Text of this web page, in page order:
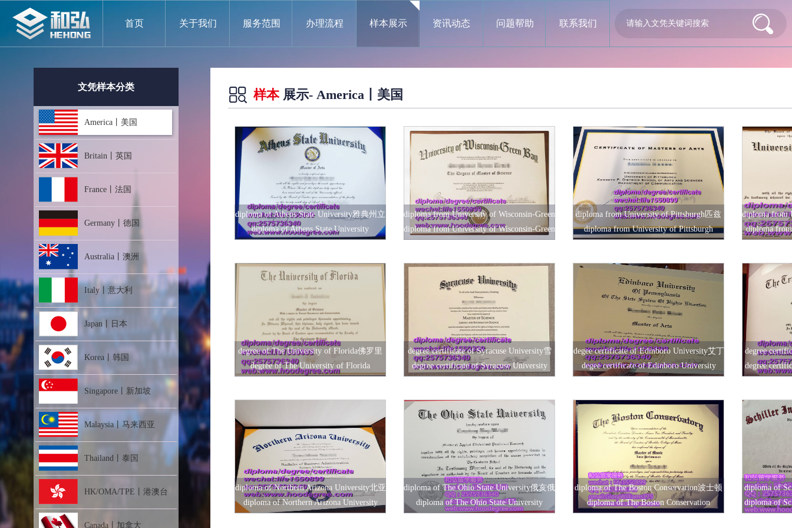
首页 关于我们 服务范围 办理流程 样本展示 资讯动态 问题帮助 联系我们
文凭样本分类
America丨美国
Britain丨英国
France丨法国
Germany丨德国
Australia丨澳洲
Italy丨意大利
Japan丨日本
Korea丨韩国
Singapore丨新加坡
Malaysia丨马来西亚
Thailand丨泰国
HK/OMA/TPE丨港澳台
Canada丨加拿大
样本 展示- America丨美国
diploma of Athens State University雅典州立
大学毕业证书
diploma of Athens State University
diploma from University of Wisconsin-Green
Bay威斯康星大学绿湾分校毕业证书
diploma from University of Wisconsin-Green
diploma from University of Pittsburgh匹兹
堡大学毕业证书
diploma from University of Pittsburgh
diploma from
佐
diploma
degree of The University of Florida佛罗里
达大学毕业证书
degree of The University of Florida
degree certificate of Syracuse University雪
城大学毕业证书
degree certificate of Syracuse University
degee certificate of Edinboro University艾丁
堡罗大学毕业证书
degee certificate of Edinboro University
degree
degree
diploma of Northern Arizona University北亚
利桑那大学毕业证书
diploma of Northern Arizona University
diploma of The Ohio State University俄亥俄
州立大学毕业证书
diploma of The Ohio State University
diploma of The Boston Conservation波士顿
音乐学院毕业证
diploma of The Boston Conservation
diploma of
席
diploma of